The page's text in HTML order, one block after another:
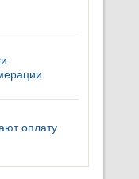
оплату